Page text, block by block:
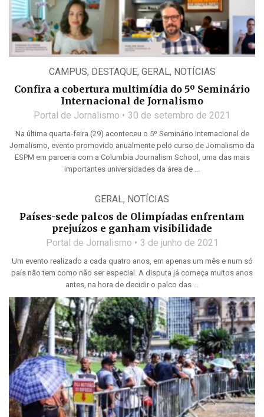
CAMPUS, DESTAQUE, GERAL, NOTÍCIAS
Confira a cobertura multimídia do 5º Seminário
Internacional de Jornalismo
Portal de Jornalismo 30 de setembro de 2021
Na última quarta-feira (29) aconteceu o 5º Seminário Internacional de
Jornalismo, evento promovido anualmente pelo curso de Jornalismo da
ESPM em parceria com a Columbia Journalism School, uma das mais
importantes universidades da área de ...
GERAL, NOTÍCIAS
Países-sede palcos de Olimpíadas enfrentam
prejuízos e ganham visibilidade
Portal de Jornalismo 3 de junho de 2021
Um evento realizado a cada quatro anos, em apenas um mês e num só
país não tem como não ser especial. A disputa já começa muitos anos
antes, na hora de decidir o palco das ...